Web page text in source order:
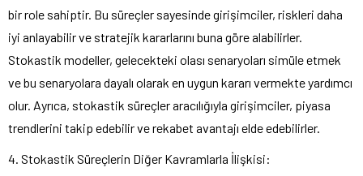
bir role sahiptir. Bu süreçler sayesinde girişimciler, riskleri daha
iyi anlayabilir ve stratejik kararlarını buna göre alabilirler.
Stokastik modeller, gelecekteki olası senaryoları simüle etmek
ve bu senaryolara dayalı olarak en uygun kararı vermekte yardımcı
olur. Ayrıca, stokastik süreçler aracılığıyla girişimciler, piyasa
trendlerini takip edebilir ve rekabet avantajı elde edebilirler.
4. Stokastik Süreçlerin Diğer Kavramlarla İlişkisi: